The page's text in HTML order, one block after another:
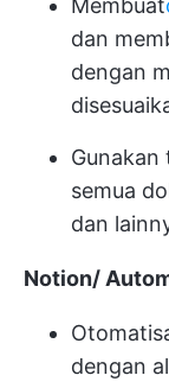
Membuat
dan
dengan
semua
dan
Notion/
dengan